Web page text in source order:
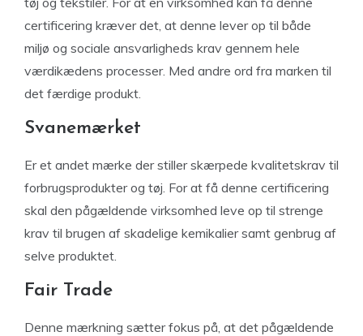
certificering kræver det, at denne lever op til både
miljø og sociale ansvarligheds krav gennem hele
værdikædens processer. Med andre ord fra marken til
det færdige produkt.
Svanemærket
Er et andet mærke der stiller skærpede kvalitetskrav til
forbrugsprodukter og tøj. For at få denne certificering
skal den pågældende virksomhed leve op til strenge
krav til brugen af skadelige kemikalier samt genbrug af
selve produktet.
Fair Trade
Denne mærkning sætter fokus på, at det pågældende